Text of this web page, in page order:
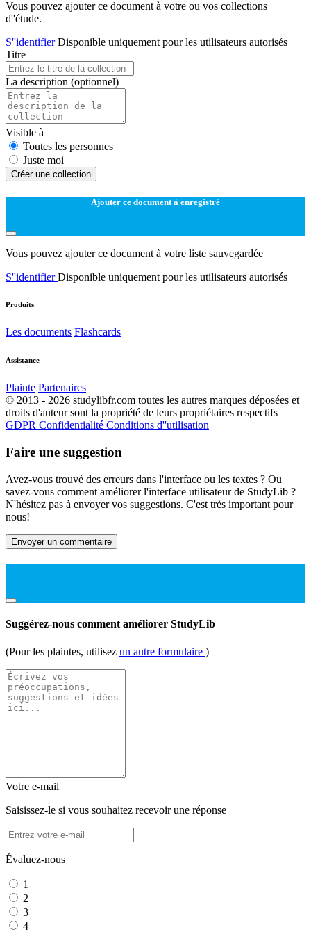
Vous pouvez ajouter ce document à votre ou vos collections
d''étude.
S''identifierDisponible uniquement pour les utilisateurs autorisés
Titre
La description (optionnel)
Visible à
Toutes les personnes
Juste moi
Créer une collection
Ajouter ce document à enregistré
Vous pouvez ajouter ce document à votre liste sauvegardée
S''identifierDisponible uniquement pour les utilisateurs autorisés
Produits
Les documents Flashcards
Assistance
Plainte Partenaires
© 2013 - 2026 studylibfr.com toutes les autres marques déposées et
droits d'auteur sont la propriété de leurs propriétaires respectifs
GDPR Confidentialité Conditions d''utilisation
Faire une suggestion
Avez-vous trouvé des erreurs dans l'interface ou les textes ? Ou
savez-vous comment améliorer l'interface utilisateur de StudyLib ?
N'hésitez pas à envoyer vos suggestions. C'est très important pour
nous!
Envoyer un commentaire
Suggérez-nous comment améliorer StudyLib
(Pour les plaintes, utilisez un autre formulaire )
Votre e-mail
Saisissez-le si vous souhaitez recevoir une réponse
Évaluez-nous
1
2
3
4